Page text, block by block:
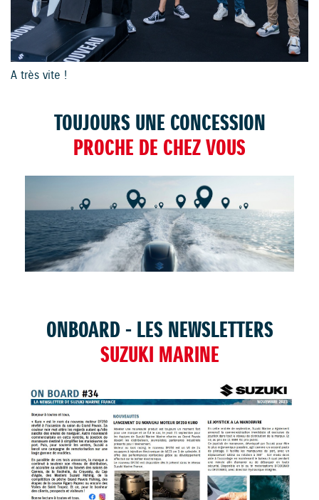
A très vite !
TOUJOURS UNE CONCESSION
PROCHE DE CHEZ VOUS
TROUVER UNE CONCESSION
ONBOARD - LES NEWSLETTERS
SUZUKI MARINE